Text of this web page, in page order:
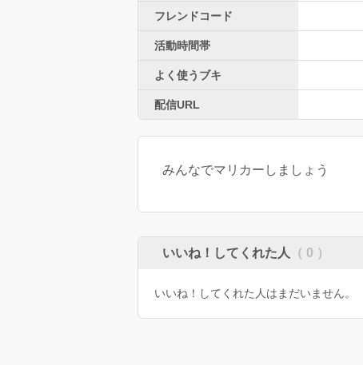
フレンドコード
活動時間帯
よく使うブキ
配信URL
みんなでマリカーしましょう
いいね！してくれた人 （ 0 ）
いいね！してくれた人はまだいません。